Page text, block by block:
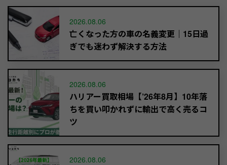
2026.08.06
亡くなった方の車の名義変更｜15日過
ぎでも迷わず解決する方法
2026.08.06
ハリアー買取相場【’26年8月】10年落
ちを買い叩かれずに輸出で高く売るコ
ツ
2026.08.06